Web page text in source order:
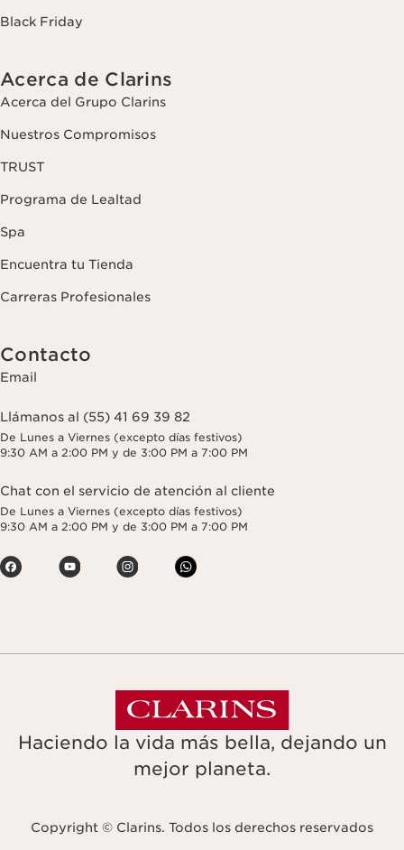
Black Friday
Acerca de Clarins
Acerca del Grupo Clarins
Nuestros Compromisos
TRUST
Programa de Lealtad
Spa
Encuentra tu Tienda
Carreras Profesionales
Contacto
Email
Llámanos al (55) 41 69 39 82
De Lunes a Viernes (excepto días festivos)
9:30 AM a 2:00 PM y de 3:00 PM a 7:00 PM
Chat con el servicio de atención al cliente
De Lunes a Viernes (excepto días festivos)
9:30 AM a 2:00 PM y de 3:00 PM a 7:00 PM
Haciendo la vida más bella, dejando un
mejor planeta.
Copyright © Clarins. Todos los derechos reservados